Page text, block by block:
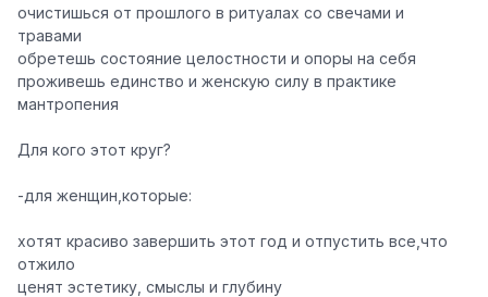
очистишься от прошлого в ритуалах со свечами и
травами
обретешь состояние целостности и опоры на себя
проживешь единство и женскую силу в практике
мантропения
Для кого этот круг?
-для женщин,которые:
хотят красиво завершить этот год и отпустить все,что
отжило
ценят эстетику, смыслы и глубину